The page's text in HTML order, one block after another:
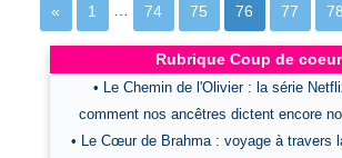
« 1 74 75 76 77 78
Rubrique Coup de coeur
• Le Chemin de l'Olivier : la série
comment nos ancêtres dictent encore
• Le Cœur de Brahma : voyage à travers